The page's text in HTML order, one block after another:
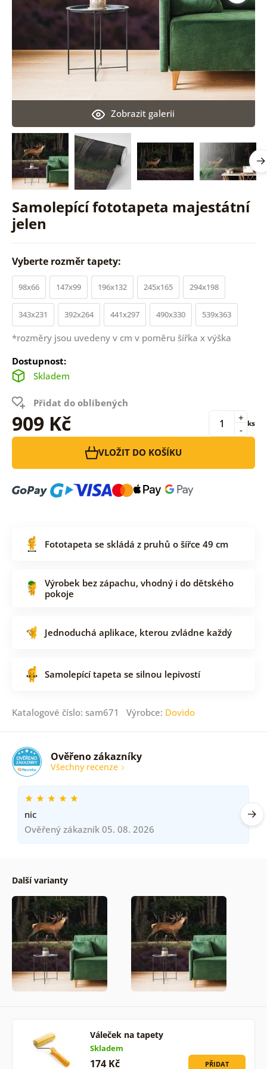
Samolepící fototapeta majestátní
jelen
Zobrazit galerii
Vyberte rozměr tapety:
98x66 147x99 196x132 245x165 294x198
343x231 392x264 441x297 490x330 539x363
*rozměry jsou uvedeny v cm v poměru šířka x výška
Dostupnost:
Skladem
Přidat do oblíbených
909 Kč -
+ ks
VLOŽIT DO KOŠÍKU
Fototapeta se skládá z pruhů o šířce 49 cm
Výrobek bez zápachu, vhodný i do dětského
pokoje
Jednoduchá aplikace, kterou zvládne každý
Samolepící tapeta se silnou lepivostí
Katalogové číslo: sam671 Výrobce: Dovido
Ověřeno zákazníky
Všechny recenze
nic
Ověřený zákazník 05. 08. 2026
Další varianty
Váleček na tapety
Skladem
174 Kč PŘIDAT